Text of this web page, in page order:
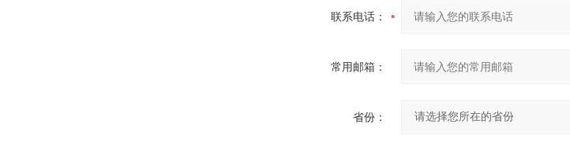
联系电话：
常用邮箱：
省份：